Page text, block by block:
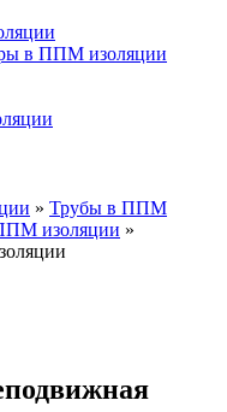
в ППМ изоляции
» Трубы в ППМ
изоляции »